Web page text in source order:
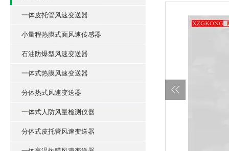
一体皮托管风速变送器
小量程热膜式面风速传感器
石油防爆型风速变送器
一体式热膜风速变送器
分体热式风速变送器
一体式人防风量检测仪器
分体式皮托管风速变送器